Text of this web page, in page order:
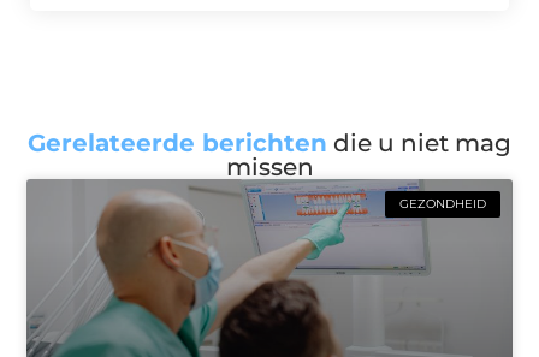
Gerelateerde berichten die u niet mag
missen
GEZONDHEID